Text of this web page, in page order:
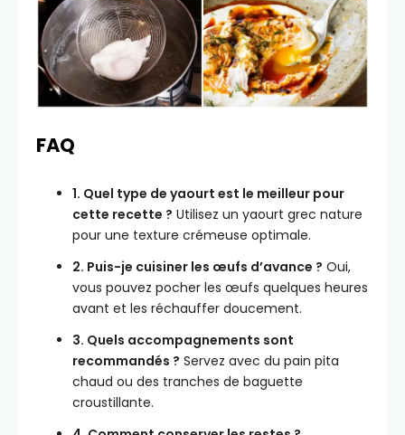
FAQ
1. Quel type de yaourt est le meilleur pour
cette recette ? Utilisez un yaourt grec nature
pour une texture crémeuse optimale.
2. Puis-je cuisiner les œufs d’avance ? Oui,
vous pouvez pocher les œufs quelques heures
avant et les réchauffer doucement.
3. Quels accompagnements sont
recommandés ? Servez avec du pain pita
chaud ou des tranches de baguette
croustillante.